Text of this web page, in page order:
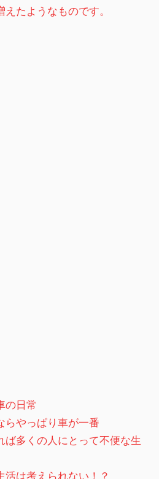
たようなものです。
の日常
らやっぱり車が一番
ば多くの人にとって不便な生
活は考えられない！？